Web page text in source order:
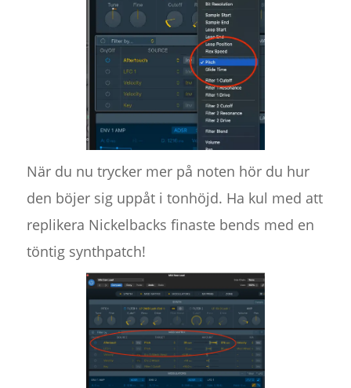
När du nu trycker mer på noten hör du hur
den böjer sig uppåt i tonhöjd. Ha kul med att
replikera Nickelbacks finaste bends med en
töntig synthpatch!